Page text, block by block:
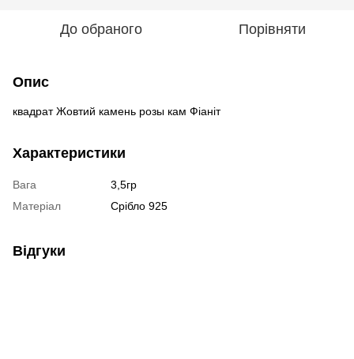
До обраного Порівняти
Опис
квадрат Жовтий камень розы кам Фіаніт
Характеристики
Вага
3,5гр
Матеріал
Срібло 925
Відгуки